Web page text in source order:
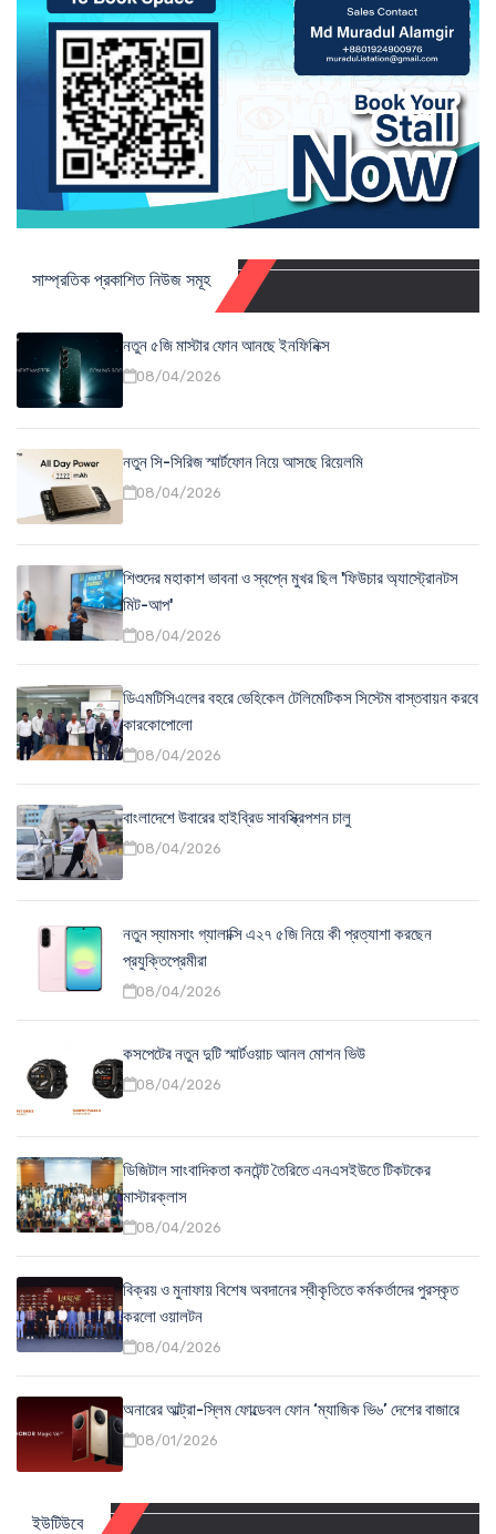
সাম্প্রতিক প্রকাশিত নিউজ সমূহ
নতুন ৫জি মাস্টার ফোন আনছে ইনফিনিক্স
08/04/2026
নতুন সি-সিরিজ স্মার্টফোন নিয়ে আসছে রিয়েলমি
08/04/2026
শিশুদের মহাকাশ ভাবনা ও স্বপ্নে মুখর ছিল 'ফিউচার অ্যাস্ট্রোনটস
মিট-আপ'
08/04/2026
ডিএমটিসিএলের বহরে ভেহিকেল টেলিমেটিকস সিস্টেম বাস্তবায়ন করবে
কারকোপোলো
08/04/2026
বাংলাদেশে উবারের হাইব্রিড সাবস্ক্রিপশন চালু
08/04/2026
নতুন স্যামসাং গ্যালাক্সি এ২৭ ৫জি নিয়ে কী প্রত্যাশা করছেন
প্রযুক্তিপ্রেমীরা
08/04/2026
কসপেটের নতুন দুটি স্মার্টওয়াচ আনল মোশন ভিউ
08/04/2026
ডিজিটাল সাংবাদিকতা কনটেন্ট তৈরিতে এনএসইউতে টিকটকের
মাস্টারক্লাস
08/04/2026
বিক্রয় ও মুনাফায় বিশেষ অবদানের স্বীকৃতিতে কর্মকর্তাদের পুরস্কৃত
করলো ওয়ালটন
08/04/2026
অনারের আল্ট্রা-স্লিম ফোল্ডেবল ফোন ‘ম্যাজিক ভি৬’ দেশের বাজারে
08/01/2026
ইউটিউবে